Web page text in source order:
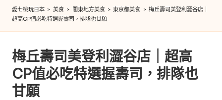
七
桃
玩
日
本
愛七桃玩日本 > 美食 > 關東地方美食 > 東京都美食 > 梅丘壽司美登利澀谷店｜
超高CP值必吃特選握壽司，排隊也甘願
梅丘壽司美登利澀谷店｜超高
CP值必吃特選握壽司，排隊也
甘願